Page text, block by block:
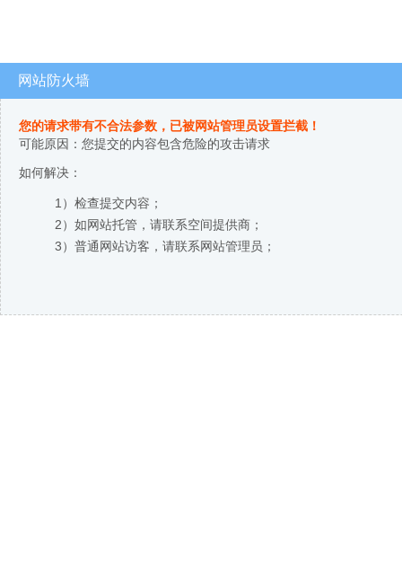
网站防火墙
您的请求带有不合法参数，已被网站管理员设置拦截！
可能原因：您提交的内容包含危险的攻击请求
如何解决：
1）检查提交内容；
2）如网站托管，请联系空间提供商；
3）普通网站访客，请联系网站管理员；